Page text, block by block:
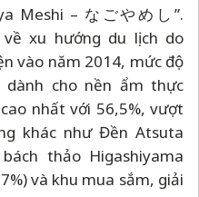
Meshi – なごやめし”.
xu hướng du lịch do
vào năm 2014, mức độ
cho nền ẩm thực
nhất với 56,5%, vượt
khác như Đền Atsuta
thảo Higashiyama
và khu mua sắm, giải